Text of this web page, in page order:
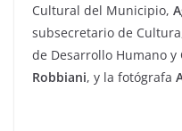
Cultural del Municipio,
subsecretario de
de Desarrollo Humano y
Robbiani, y la fotógrafa